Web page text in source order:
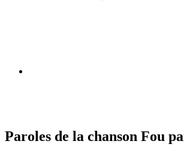
Paroles de la chanson Fou